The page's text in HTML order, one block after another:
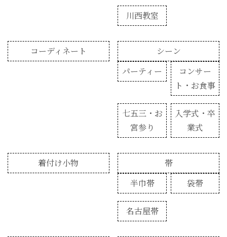
川西教室
コーディネート
シーン
パーティー
コンサー
ト・お食事
七五三・お
宮参り
入学式・卒
業式
着付け小物
帯
半巾帯
袋帯
名古屋帯